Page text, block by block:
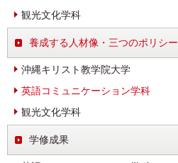
観光文化学科
養成する人材像・三つのポリシー
沖縄キリスト教学院大学
英語コミュニケーション学科
観光文化学科
学修成果